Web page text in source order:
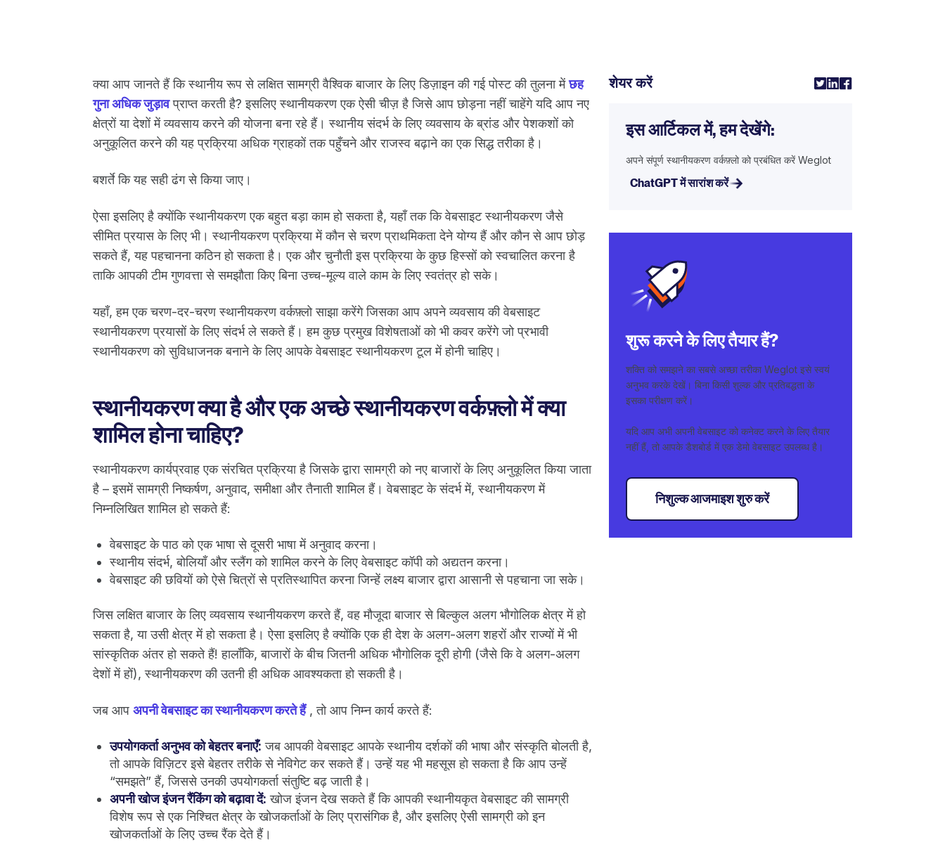
क्या आप जानते हैं कि स्थानीय रूप से लक्षित सामग्री वैश्विक बाजार के लिए डिज़ाइन की गई पोस्ट की तुलना मेंछह
गुना अधिक जुड़ावप्राप्त करती है? इसलिए स्थानीयकरण एक ऐसी चीज़ है जिसे आप छोड़ना नहीं चाहेंगे यदि आप नए
क्षेत्रों या देशों में व्यवसाय करने की योजना बना रहे हैं। स्थानीय संदर्भ के लिए व्यवसाय के ब्रांड और पेशकशों को
अनुकूलित करने की यह प्रक्रिया अधिक ग्राहकों तक पहुँचने और राजस्व बढ़ाने का एक सिद्ध तरीका है।
बशर्ते कि यह सही ढंग से किया जाए।
ऐसा इसलिए है क्योंकि स्थानीयकरण एक बहुत बड़ा काम हो सकता है, यहाँ तक कि वेबसाइट स्थानीयकरण जैसे
सीमित प्रयास के लिए भी। स्थानीयकरण प्रक्रिया में कौन से चरण प्राथमिकता देने योग्य हैं और कौन से आप छोड़
सकते हैं, यह पहचानना कठिन हो सकता है। एक और चुनौती इस प्रक्रिया के कुछ हिस्सों को स्वचालित करना है
ताकि आपकी टीम गुणवत्ता से समझौता किए बिना उच्च-मूल्य वाले काम के लिए स्वतंत्र हो सके।
यहाँ, हम एक चरण-दर-चरण स्थानीयकरण वर्कफ़्लो साझा करेंगे जिसका आप अपने व्यवसाय की वेबसाइट
स्थानीयकरण प्रयासों के लिए संदर्भ ले सकते हैं। हम कुछ प्रमुख विशेषताओं को भी कवर करेंगे जो प्रभावी
स्थानीयकरण को सुविधाजनक बनाने के लिए आपके वेबसाइट स्थानीयकरण टूल में होनी चाहिए।
स्थानीयकरण क्या है और एक अच्छे स्थानीयकरण वर्कफ़्लो में क्या
शामिल होना चाहिए?
स्थानीयकरण कार्यप्रवाह एक संरचित प्रक्रिया है जिसके द्वारा सामग्री को नए बाजारों के लिए अनुकूलित किया जाता
है – इसमें सामग्री निष्कर्षण, अनुवाद, समीक्षा और तैनाती शामिल हैं। वेबसाइट के संदर्भ में, स्थानीयकरण में
निम्नलिखित शामिल हो सकते हैं:
वेबसाइट के पाठ को एक भाषा से दूसरी भाषा में अनुवाद करना।
स्थानीय संदर्भ, बोलियाँ और स्लैंग को शामिल करने के लिए वेबसाइट कॉपी को अद्यतन करना।
वेबसाइट की छवियों को ऐसे चित्रों से प्रतिस्थापित करना जिन्हें लक्ष्य बाजार द्वारा आसानी से पहचाना जा सके।
जिस लक्षित बाजार के लिए व्यवसाय स्थानीयकरण करते हैं, वह मौजूदा बाजार से बिल्कुल अलग भौगोलिक क्षेत्र में हो
सकता है, या उसी क्षेत्र में हो सकता है। ऐसा इसलिए है क्योंकि एक ही देश के अलग-अलग शहरों और राज्यों में भी
सांस्कृतिक अंतर हो सकते हैं! हालाँकि, बाजारों के बीच जितनी अधिक भौगोलिक दूरी होगी (जैसे कि वे अलग-अलग
देशों में हों), स्थानीयकरण की उतनी ही अधिक आवश्यकता हो सकती है।
जब आप अपनी वेबसाइट का स्थानीयकरण करते हैं, तो आप निम्न कार्य करते हैं:
उपयोगकर्ता अनुभव को बेहतर बनाएँ: जब आपकी वेबसाइट आपके स्थानीय दर्शकों की भाषा और संस्कृति बोलती है,
तो आपके विज़िटर इसे बेहतर तरीके से नेविगेट कर सकते हैं। उन्हें यह भी महसूस हो सकता है कि आप उन्हें
“समझते” हैं, जिससे उनकी उपयोगकर्ता संतुष्टि बढ़ जाती है।
अपनी खोज इंजन रैंकिंग को बढ़ावा दें: खोज इंजन देख सकते हैं कि आपकी स्थानीयकृत वेबसाइट की सामग्री
विशेष रूप से एक निश्चित क्षेत्र के खोजकर्ताओं के लिए प्रासंगिक है, और इसलिए ऐसी सामग्री को इन
खोजकर्ताओं के लिए उच्च रैंक देते हैं।
शेयर करें
इस आर्टिकल में, हम देखेंगे:
अपने संपूर्ण स्थानीयकरण वर्कफ़्लो को प्रबंधित करें Weglot
ChatGPT में सारांश करें
शुरू करने के लिए तैयार हैं?
शक्ति को समझने का सबसे अच्छा तरीका Weglot इसे स्वयं
अनुभव करके देखें। बिना किसी शुल्क और प्रतिबद्धता के
इसका परीक्षण करें।
यदि आप अभी अपनी वेबसाइट को कनेक्ट करने के लिए तैयार
नहीं हैं, तो आपके डैशबोर्ड में एक डेमो वेबसाइट उपलब्ध है।
निशुल्क आजमाइश शुरु करें